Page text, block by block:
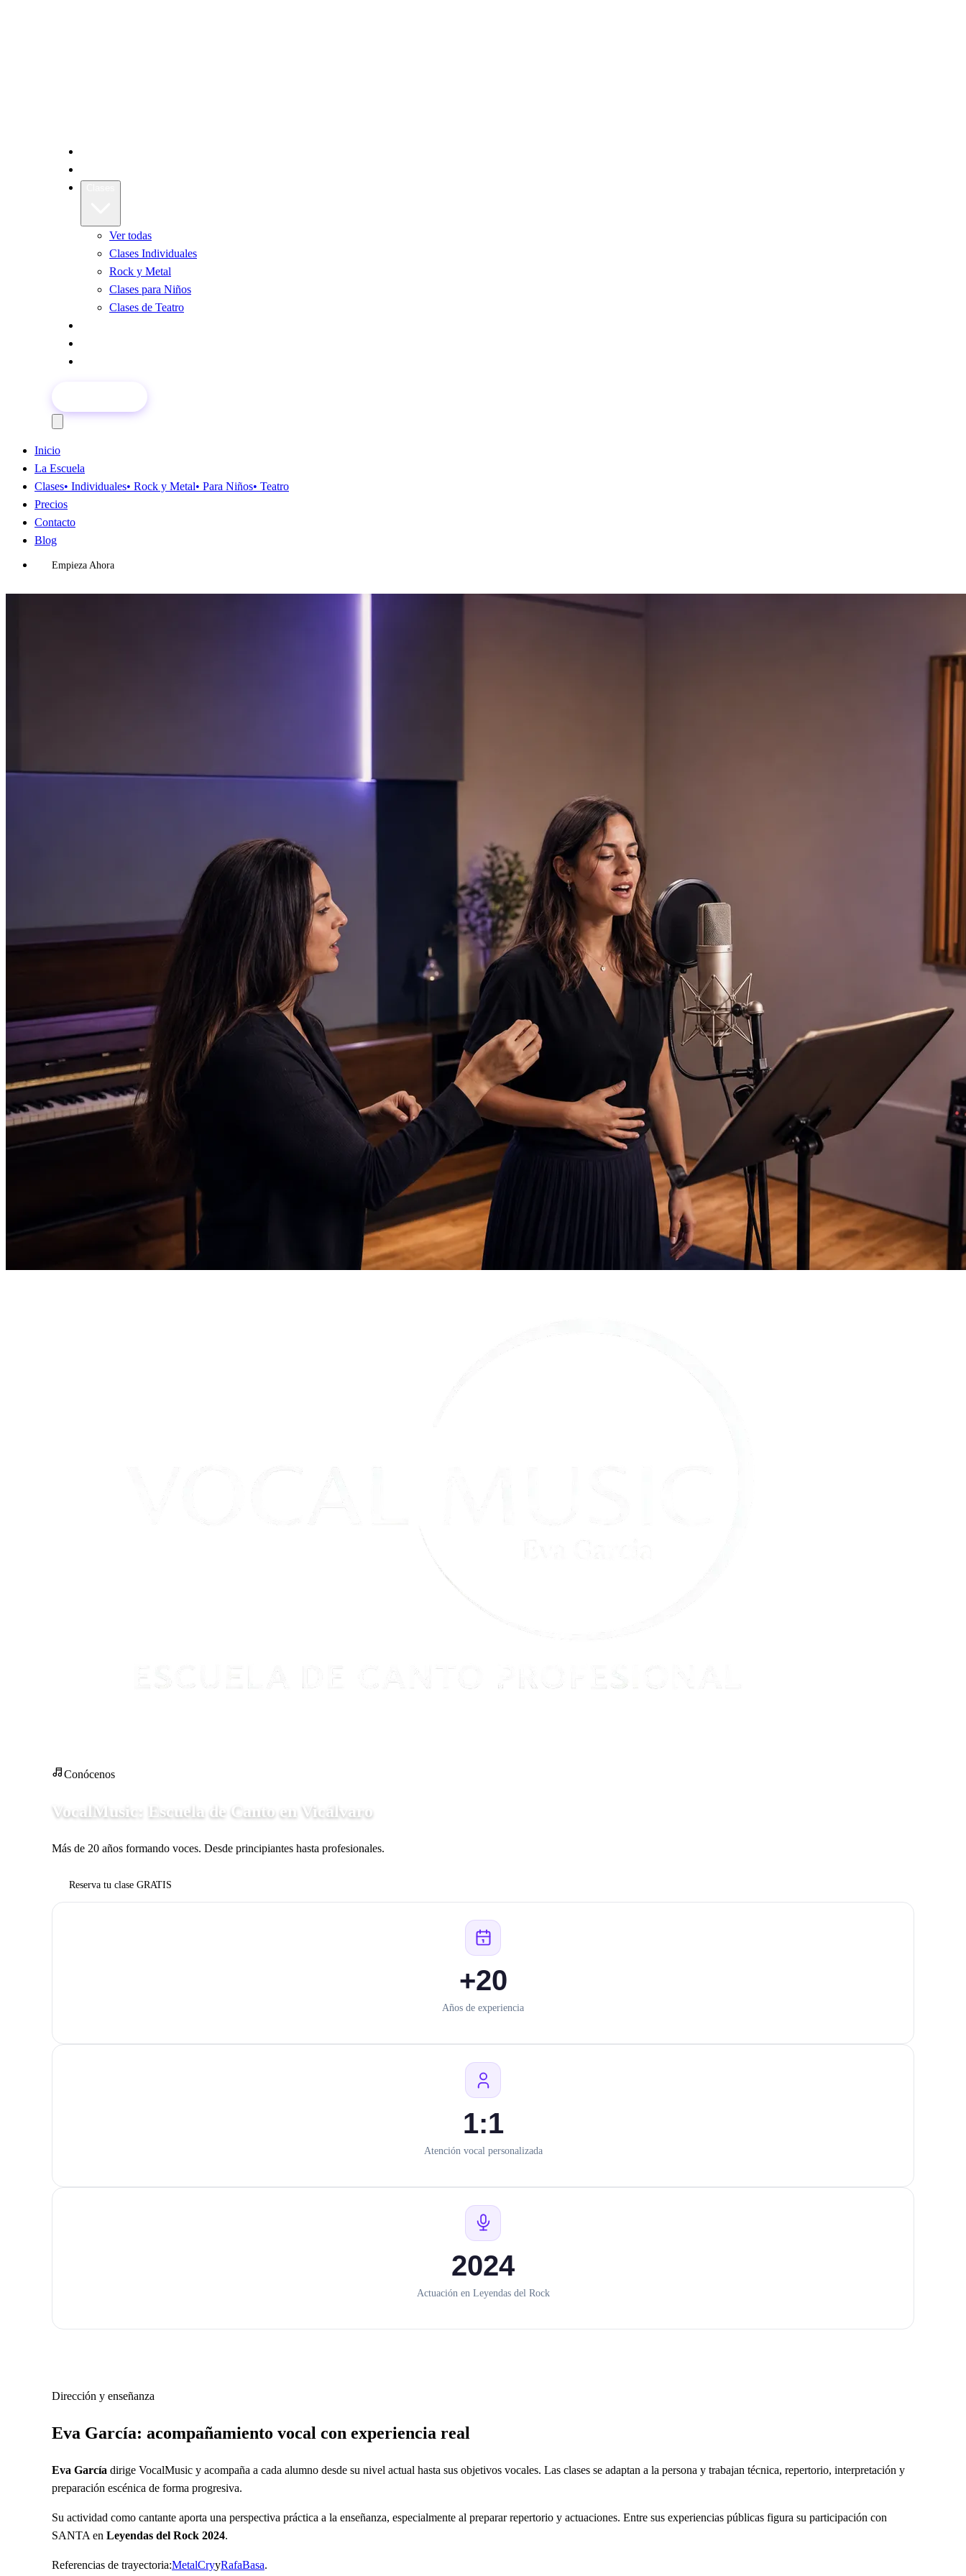
Ver todas
Clases Individuales
Rock y Metal
Clases para Niños
Clases de Teatro
Inicio
La Escuela
Clases• Individuales• Rock y Metal• Para Niños• Teatro
Precios
Contacto
Blog
Empieza Ahora
Conócenos
VocalMusic: Escuela de Canto en Vicálvaro
Más de 20 años formando voces. Desde principiantes hasta profesionales.
Reserva tu clase GRATIS
+20
Años de experiencia
1:1
Atención vocal personalizada
2024
Actuación en Leyendas del Rock
Dirección y enseñanza
Eva García: acompañamiento vocal con experiencia real
Eva García dirige VocalMusic y acompaña a cada alumno desde su nivel actual hasta sus objetivos vocales. Las clases se adaptan a la persona y trabajan técnica, repertorio, interpretación y
preparación escénica de forma progresiva.
Su actividad como cantante aporta una perspectiva práctica a la enseñanza, especialmente al preparar repertorio y actuaciones. Entre sus experiencias públicas figura su participación con
SANTA en Leyendas del Rock 2024.
Referencias de trayectoria:MetalCryyRafaBasa.